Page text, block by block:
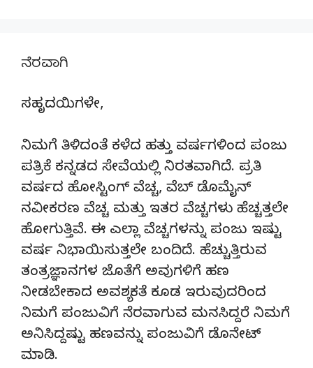
ನೆರವಾಗಿ
ಸಹೃದಯಿಗಳೇ,
ನಿಮಗೆ ತಿಳಿದಂತೆ ಕಳೆದ ಹತ್ತು ವರ್ಷಗಳಿಂದ ಪಂಜು
ಪತ್ರಿಕೆ ಕನ್ನಡದ ಸೇವೆಯಲ್ಲಿ ನಿರತವಾಗಿದೆ. ಪ್ರತಿ
ವರ್ಷದ ಹೋಸ್ಟಿಂಗ್‌ ವೆಚ್ಚ, ವೆಬ್‌ ಡೊಮೈನ್‌
ನವೀಕರಣ ವೆಚ್ಚ ಮತ್ತು ಇತರ ವೆಚ್ಚಗಳು ಹೆಚ್ಚತ್ತಲೇ
ಹೋಗುತ್ತಿವೆ. ಈ ಎಲ್ಲಾ ವೆಚ್ಚಗಳನ್ನು ಪಂಜು ಇಷ್ಟು
ವರ್ಷ ನಿಭಾಯಿಸುತ್ತಲೇ ಬಂದಿದೆ. ಹೆಚ್ಚುತ್ತಿರುವ
ತಂತ್ರಜ್ಞಾನಗಳ ಜೊತೆಗೆ ಅವುಗಳಿಗೆ ಹಣ
ನೀಡಬೇಕಾದ ಅವಶ್ಯಕತೆ ಕೂಡ ಇರುವುದರಿಂದ
ನಿಮಗೆ ಪಂಜುವಿಗೆ ನೆರವಾಗುವ ಮನಸಿದ್ದರೆ ನಿಮಗೆ
ಅನಿಸಿದ್ದಷ್ಟು ಹಣವನ್ನು ಪಂಜುವಿಗೆ ಡೊನೇಟ್‌
ಮಾಡಿ.